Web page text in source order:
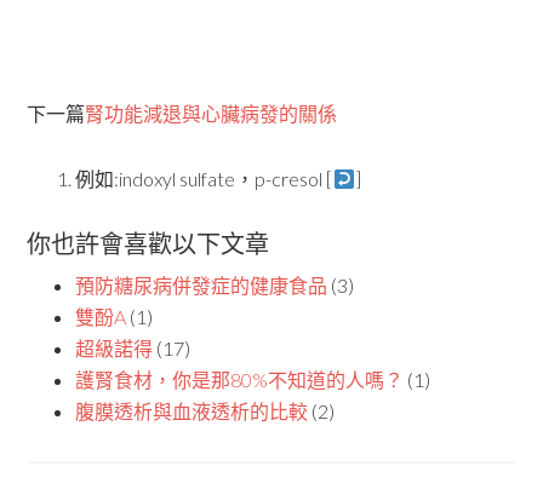
下一篇腎功能減退與心臟病發的關係
例如:indoxyl sulfate，p-cresol [ ]
你也許會喜歡以下文章
預防糖尿病併發症的健康食品 (3)
雙酚A (1)
超級諾得 (17)
護腎食材，你是那80%不知道的人嗎？ (1)
腹膜透析與血液透析的比較 (2)